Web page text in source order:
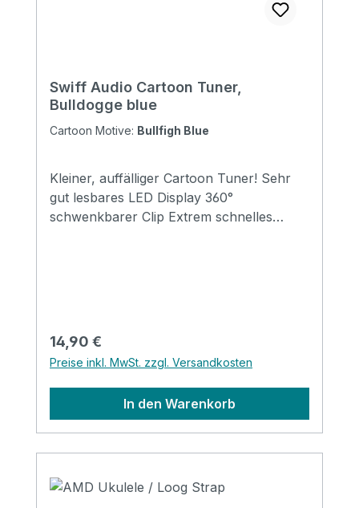
Swiff Audio Cartoon Tuner,
Bulldogge blue
Cartoon Motive: Bullfigh Blue
Kleiner, auffälliger Cartoon Tuner! Sehr
gut lesbares LED Display 360°
schwenkbarer Clip Extrem schnelles
Regulärer Preis:
14,90 €
Preise inkl. MwSt. zzgl. Versandkosten
In den Warenkorb